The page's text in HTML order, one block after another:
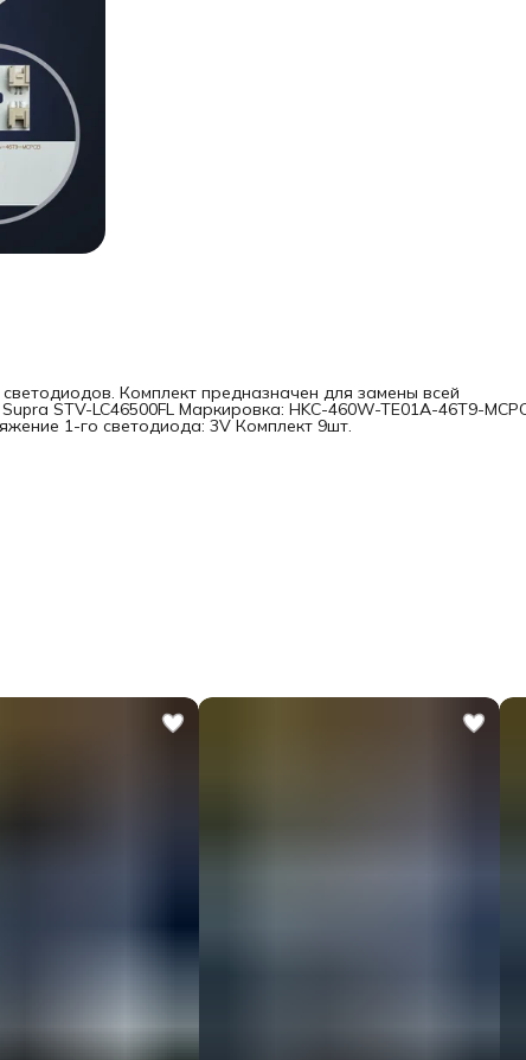
Комплект предназначен для замены всей
STV-LC46500FL Маркировка: HKC-460W-TE01A-46T9-
1-го светодиода: 3V Комплект 9шт.